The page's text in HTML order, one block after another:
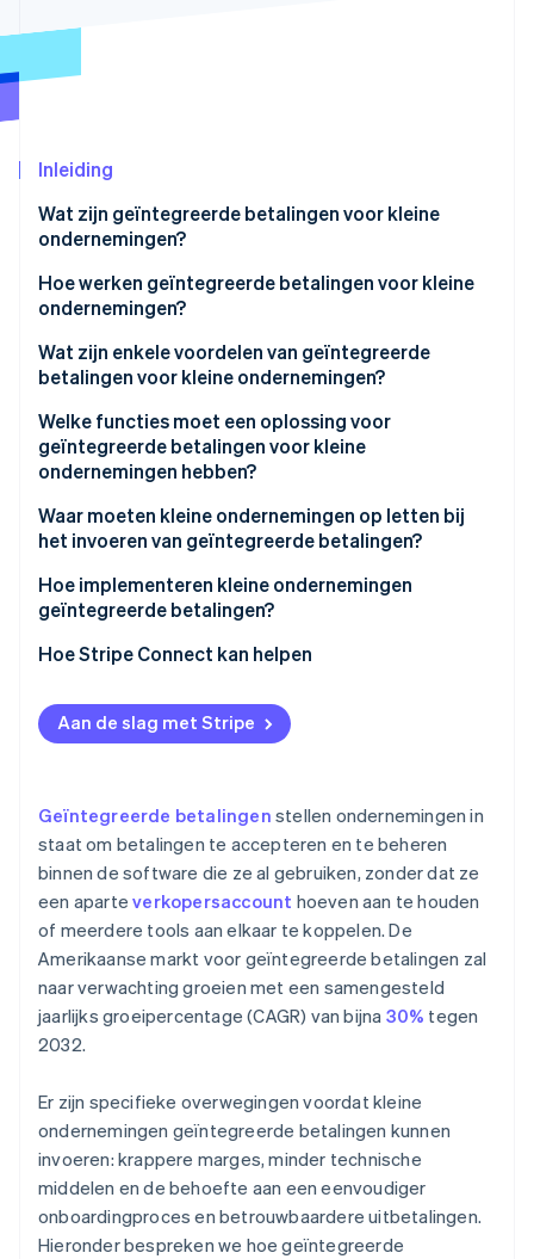
CO₂-verwijdering
Stripe Sessions 2026
Ontdek hoe Stripe de economische
Nu bekijken
Inleiding
Wat zijn geïntegreerde betalingen voor kleine
ondernemingen?
Hoe werken geïntegreerde betalingen voor kleine
ondernemingen?
Wat zijn enkele voordelen van geïntegreerde
betalingen voor kleine ondernemingen?
Welke functies moet een oplossing voor
geïntegreerde betalingen voor kleine
ondernemingen hebben?
Waar moeten kleine ondernemingen op letten bij
het invoeren van geïntegreerde betalingen?
Hoe implementeren kleine ondernemingen
geïntegreerde betalingen?
Een platform gebruiken dat betalingsmogelijkheden
Geïntegreerde betalingen aan je product toevoegen
Hoe Stripe Connect kan helpen
Aan de slag met Stripe
Geïntegreerde betalingen stellen ondernemingen in
staat om betalingen te accepteren en te beheren
binnen de software die ze al gebruiken, zonder dat ze
een aparteverkopersaccount hoeven aan te houden
of meerdere tools aan elkaar te koppelen. De
Amerikaanse markt voor geïntegreerde betalingen zal
naar verwachting groeien met een samengesteld
jaarlijks groeipercentage (CAGR) van bijna 30% tegen
2032.
Er zijn specifieke overwegingen voordat kleine
ondernemingen geïntegreerde betalingen kunnen
invoeren: krappere marges, minder technische
middelen en de behoefte aan een eenvoudiger
onboardingproces en betrouwbaardere uitbetalingen.
Hieronder bespreken we hoe geïntegreerde